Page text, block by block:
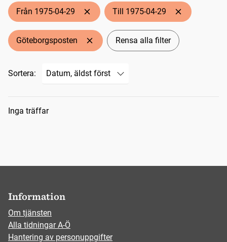
Från 1975-04-29 Till 1975-04-29
Göteborgsposten Rensa alla filter
Sortera:
Sökresultat
Inga träffar
Information
Om tjänsten
Alla tidningar A-Ö
Hantering av personuppgifter